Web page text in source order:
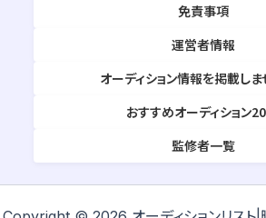
免責事項
運営者情報
オーディション情報を掲載しま
おすすめオーディション
監修者一覧